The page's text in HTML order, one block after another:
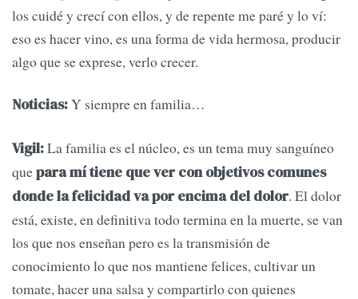
los cuidé y crecí con ellos, y de repente me paré y lo ví:
eso es hacer vino, es una forma de vida hermosa, producir
algo que se exprese, verlo crecer.
Noticias:Y siempre en familia…
Vigil:La familia es el núcleo, es un tema muy sanguíneo
quepara mí tiene que ver con objetivos comunes
donde la felicidad va por encima del dolor. El dolor
está, existe, en definitiva todo termina en la muerte, se van
los que nos enseñan pero es la transmisión de
conocimiento lo que nos mantiene felices, cultivar un
tomate, hacer una salsa y compartirlo con quienes